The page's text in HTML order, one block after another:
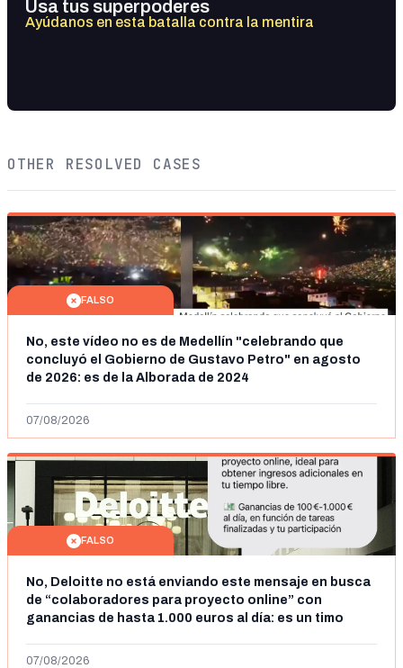
Usa tus superpoderes
Ayúdanos en esta batalla contra la mentira
OTHER RESOLVED CASES
FALSO
No, este vídeo no es de Medellín "celebrando que
concluyó el Gobierno de Gustavo Petro" en agosto
de 2026: es de la Alborada de 2024
07/08/2026
FALSO
No, Deloitte no está enviando este mensaje en busca
de “colaboradores para proyecto online” con
ganancias de hasta 1.000 euros al día: es un timo
07/08/2026